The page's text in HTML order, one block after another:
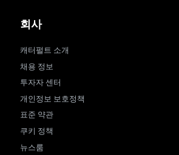
회사
캐터펄트 소개
채용 정보
투자자 센터
개인정보 보호정책
표준 약관
쿠키 정책
뉴스룸